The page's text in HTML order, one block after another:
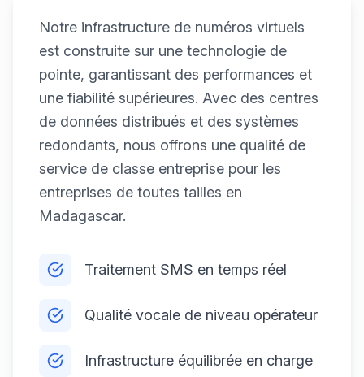
Notre infrastructure de numéros virtuels
est construite sur une technologie de
pointe, garantissant des performances et
une fiabilité supérieures. Avec des centres
de données distribués et des systèmes
redondants, nous offrons une qualité de
service de classe entreprise pour les
entreprises de toutes tailles en
Madagascar.
Traitement SMS en temps réel
Qualité vocale de niveau opérateur
Infrastructure équilibrée en charge